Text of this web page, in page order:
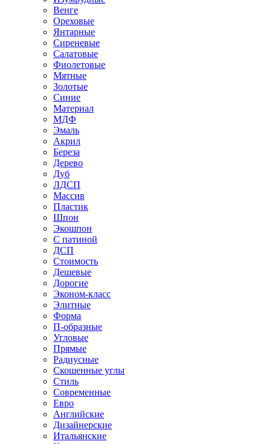
Венге
Ореховые
Янтарные
Сиреневые
Салатовые
Фиолетовые
Мятные
Золотые
Синие
Материал
МДФ
Эмаль
Акрил
Береза
Дерево
Дуб
ЛДСП
Массив
Пластик
Шпон
Экошпон
С патиной
ДСП
Стоимость
Дешевые
Дорогие
Эконом-класс
Элитные
Форма
П-образные
Угловые
Прямые
Радиусные
Скошенные углы
Стиль
Современные
Евро
Английские
Дизайнерские
Итальянские